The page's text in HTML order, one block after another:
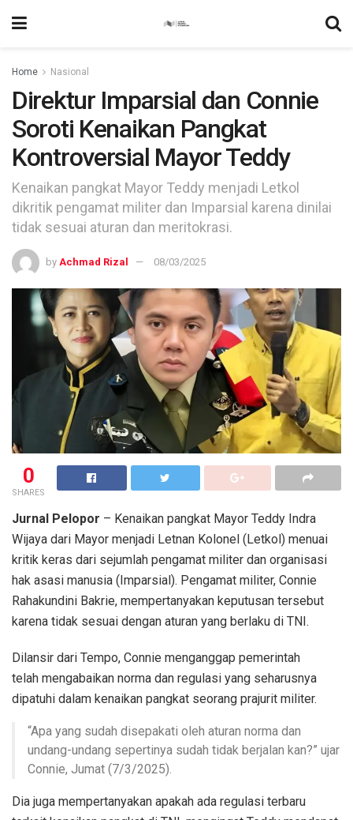
Home Nasional
Direktur Imparsial dan Connie
Soroti Kenaikan Pangkat
Kontroversial Mayor Teddy
Kenaikan pangkat Mayor Teddy menjadi Letkol
dikritik pengamat militer dan Imparsial karena dinilai
tidak sesuai aturan dan meritokrasi.
by Achmad Rizal 08/03/2025
0
SHARES
Jurnal Pelopor – Kenaikan pangkat Mayor Teddy Indra
Wijaya dari Mayor menjadi Letnan Kolonel (Letkol) menuai
kritik keras dari sejumlah pengamat militer dan organisasi
hak asasi manusia (Imparsial). Pengamat militer, Connie
Rahakundini Bakrie, mempertanyakan keputusan tersebut
karena tidak sesuai dengan aturan yang berlaku di TNI.
Dilansir dari Tempo, Connie menganggap pemerintah
telah mengabaikan norma dan regulasi yang seharusnya
dipatuhi dalam kenaikan pangkat seorang prajurit militer.
“Apa yang sudah disepakati oleh aturan norma dan
undang-undang sepertinya sudah tidak berjalan kan?” ujar
Connie, Jumat (7/3/2025).
Dia juga mempertanyakan apakah ada regulasi terbaru